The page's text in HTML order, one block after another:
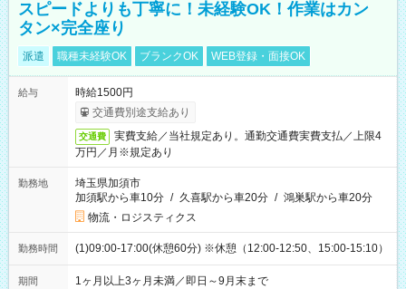
スピードよりも丁寧に！未経験OK！作業はカン
タン×完全座り
派遣 職種未経験OK ブランクOK WEB登録・面接OK
給与
時給1500円
交通費別途支給あり
交通費
実費支給／当社規定あり。通勤交通費実費支払／上限4
万円／月※規定あり
勤務地
埼玉県加須市
加須駅から車10分 / 久喜駅から車20分 / 鴻巣駅から車20分
物流・ロジスティクス
勤務時間 (1)09:00-17:00(休憩60分) ※休憩（12:00-12:50、15:00-15:10）
期間 1ヶ月以上3ヶ月未満／即日～9月末まで